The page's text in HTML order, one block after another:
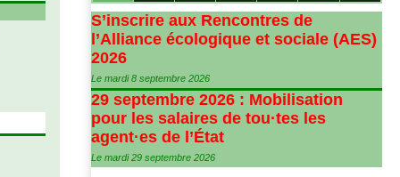
S’inscrire aux Rencontres de
l’Alliance écologique et sociale (AES)
2026
Le mardi 8 septembre 2026
29 septembre 2026 : Mobilisation
pour les salaires de tou·tes les
agent·es de l’État
Le mardi 29 septembre 2026